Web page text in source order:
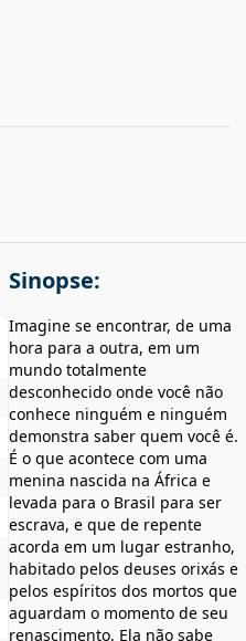
Sinopse:
Imagine se encontrar, de uma
hora para a outra, em um
mundo totalmente
desconhecido onde você não
conhece ninguém e ninguém
demonstra saber quem você é.
É o que acontece com uma
menina nascida na África e
levada para o Brasil para ser
escrava, e que de repente
acorda em um lugar estranho,
habitado pelos deuses orixás e
pelos espíritos dos mortos que
aguardam o momento de seu
renascimento. Ela não sabe